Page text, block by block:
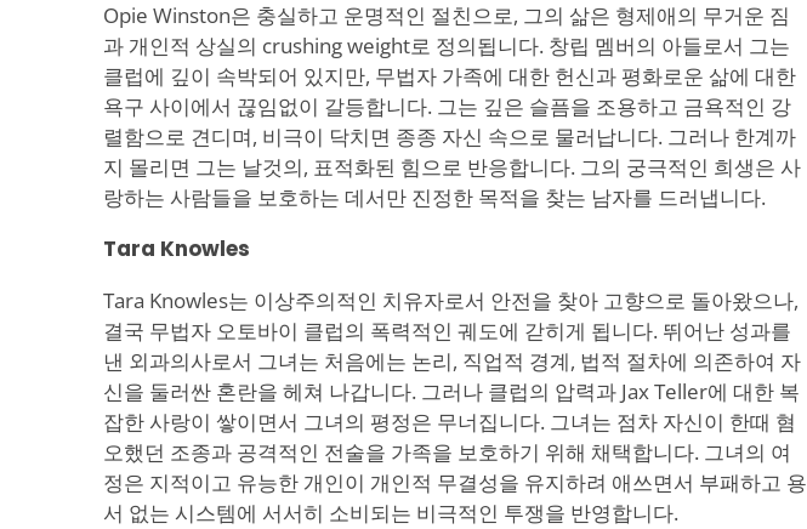
Opie Winston은 충실하고 운명적인 절친으로, 그의 삶은 형제애의 무거운 짐
과 개인적 상실의 crushing weight로 정의됩니다. 창립 멤버의 아들로서 그는
클럽에 깊이 속박되어 있지만, 무법자 가족에 대한 헌신과 평화로운 삶에 대한
욕구 사이에서 끊임없이 갈등합니다. 그는 깊은 슬픔을 조용하고 금욕적인 강
렬함으로 견디며, 비극이 닥치면 종종 자신 속으로 물러납니다. 그러나 한계까
지 몰리면 그는 날것의, 표적화된 힘으로 반응합니다. 그의 궁극적인 희생은 사
랑하는 사람들을 보호하는 데서만 진정한 목적을 찾는 남자를 드러냅니다.
Tara Knowles
Tara Knowles는 이상주의적인 치유자로서 안전을 찾아 고향으로 돌아왔으나,
결국 무법자 오토바이 클럽의 폭력적인 궤도에 갇히게 됩니다. 뛰어난 성과를
낸 외과의사로서 그녀는 처음에는 논리, 직업적 경계, 법적 절차에 의존하여 자
신을 둘러싼 혼란을 헤쳐 나갑니다. 그러나 클럽의 압력과 Jax Teller에 대한 복
잡한 사랑이 쌓이면서 그녀의 평정은 무너집니다. 그녀는 점차 자신이 한때 혐
오했던 조종과 공격적인 전술을 가족을 보호하기 위해 채택합니다. 그녀의 여
정은 지적이고 유능한 개인이 개인적 무결성을 유지하려 애쓰면서 부패하고 용
서 없는 시스템에 서서히 소비되는 비극적인 투쟁을 반영합니다.